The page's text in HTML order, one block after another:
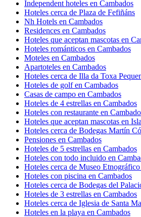
Independent hoteles en Cambados
Hoteles cerca de Plaza de Fefiñáns
Nh Hotels en Cambados
Residences en Cambados
Hoteles que aceptan mascotas en
Hoteles románticos en Cambados
Moteles en Cambados
Apartoteles en Cambados
Hoteles cerca de Illa da Toxa
Hoteles de golf en Cambados
Casas de campo en Cambados
Hoteles de 4 estrellas en Cambados
Hoteles con restaurante en
Hoteles que aceptan mascotas en
Hoteles cerca de Bodegas Martín
Pensiones en Cambados
Hoteles de 5 estrellas en Cambados
Hoteles con todo incluido en
Hoteles cerca de Museo
Hoteles con piscina en Cambados
Hoteles cerca de Bodegas del
Hoteles de 3 estrellas en Cambados
Hoteles cerca de Iglesia de Santa
Hoteles en la playa en Cambados